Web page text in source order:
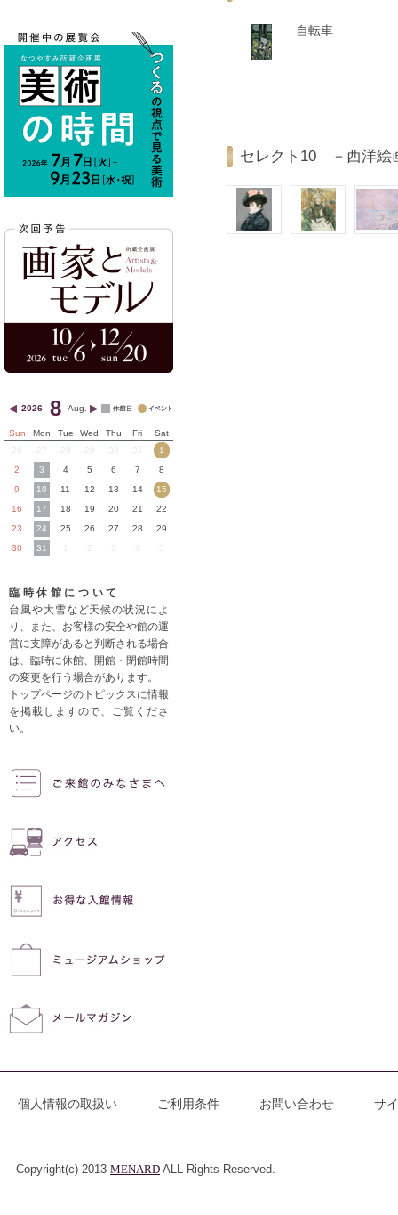
自転車
セレクト10 －西洋絵
2026 8 Aug.
Sun Mon Tue Wed Thu Fri
Sat
27 29 30 31
1
2
3 4 5 6 7
8
9
10 11 12 13 14
15
16
17 18 19 20 21
22
23
24 25 26 27 28
29
30
31 3 4 5
臨時休館について
台風や大雪など天候の状況によ
り、また、お客様の安全や館の運
営に支障があると判断される場合
は、臨時に休館、開館・閉館時間
の変更を行う場合があります。
トップページのトピックスに情報
を掲載しますので、ご覧くださ
い。
個人情報の取扱い ご利用条件 お問い合わせ サ
Copyright(c) 2013 MENARD ALL Rights Reserved.